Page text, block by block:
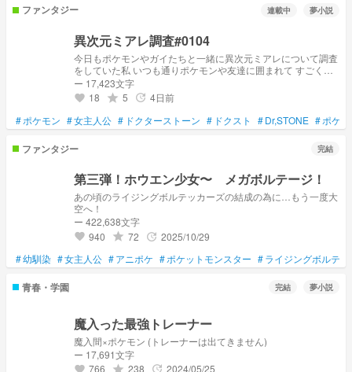
ファンタジー 連載中 夢小説
異次元ミアレ調査#0104
今日もポケモンやガイたちと一緒に異次元ミアレについて調査
をしていた私 いつも通りポケモンや友達に囲まれて すごく幸
せだった だけど 突然、目の前に巨大な異次元のひずみが現れ
た
ー 17,423文字
favorite 18 grade 5 update 4日前
#ポケモン #女主人公 # ドクターストーン # ドクスト #Dr,STONE #ポケ
ファンタジー 完結
第三弾！ホウエン少女〜 メガボルテージ！
あの頃のライジングボルテッカーズの結成の為に…もう一度大
空へ！
ー 422,638文字
favorite 940 grade 72 update 2025/10/29
#幼馴染 #女主人公 #アニポケ #ポケットモンスター #ライジングボルテ
青春・学園 完結 夢小説
魔入った最強トレーナー
魔入間×ポケモン (トレーナーは出てきません)
ー 17,691文字
favorite 766 grade 238 update 2024/05/25